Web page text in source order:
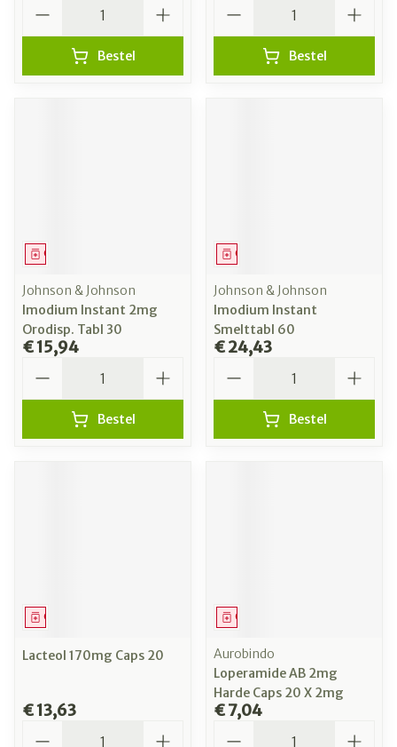
Bestel Bestel
Geneesmiddel
Johnson & Johnson
Imodium Instant 2mg
Orodisp. Tabl 30
€ 15,94
Bestel
Geneesmiddel
Johnson & Johnson
Imodium Instant
Smelttabl 60
€ 24,43
Bestel
Geneesmiddel
Lacteol 170mg Caps 20
€ 13,63
Geneesmiddel
Aurobindo
Loperamide AB 2mg
Harde Caps 20 X 2mg
€ 7,04